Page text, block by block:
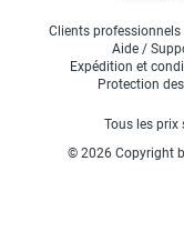
Clients professionnels
Aide /
Expédition et
Protection
Tous les prix
© 2026 Copyright